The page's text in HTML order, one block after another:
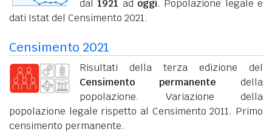
dal1921 ad oggi. Popolazione legale e
dati Istat del Censimento 2021.
Censimento 2021
Risultati della terza edizione del
Censimento permanente della
popolazione. Variazione della
popolazione legale rispetto al Censimento 2011. Primo
censimento permanente.